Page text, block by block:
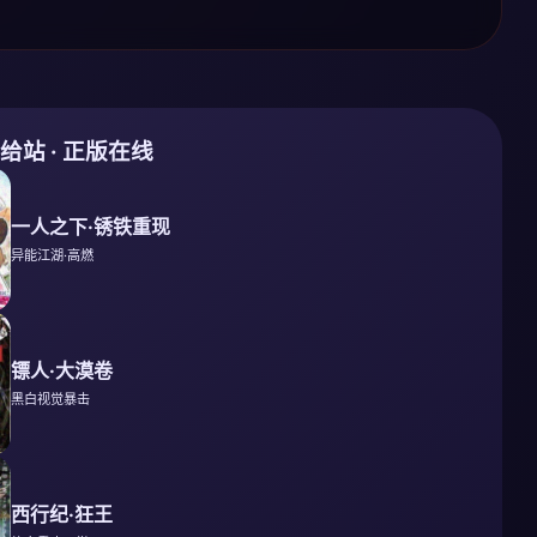
站 · 正版在线
一人之下·锈铁重现
异能江湖·高燃
镖人·大漠卷
黑白视觉暴击
西行纪·狂王